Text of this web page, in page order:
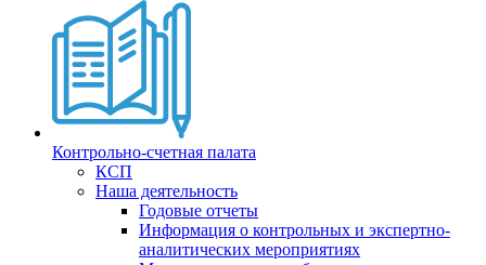
Контрольно-счетная палата
КСП
Наша деятельность
Годовые отчеты
Информация о контрольных и экспертно-
аналитических мероприятиях